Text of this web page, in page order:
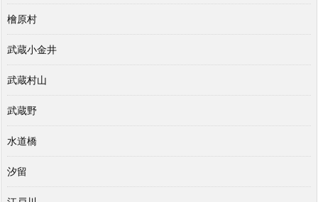
檜原村
武蔵小金井
武蔵村山
武蔵野
水道橋
汐留